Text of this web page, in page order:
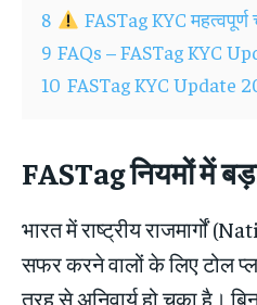
8
FASTag KYC
9 FAQs – FASTag KYC
10 FASTag KYC Update
FASTag नियमों में
भारत में राष्ट्रीय राजमार्गों
सफर करने वालों के लिए टोल
तरह से अनिवार्य हो चुका है।